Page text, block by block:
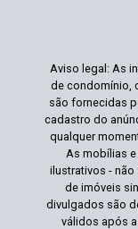
Aviso legal: As
de condomínio,
são fornecidas
cadastro do
qualquer
As mobílias
ilustrativos -
de imóveis
divulgados são
válidos após